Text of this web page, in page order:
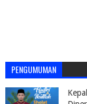
PENGUMUMAN